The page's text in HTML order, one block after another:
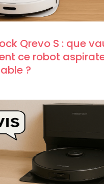
Qrevo S : que
ce robot
?